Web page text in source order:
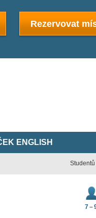
Rezervovat
ENGLISH
Studentů
7 –